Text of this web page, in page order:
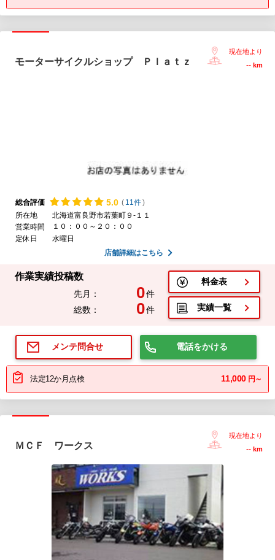
モーターサイクルショップ Ｐｌａｔｚ
現在地より
-- km
総合評価 5.0 ( 11件)
所在地
北海道富良野市若葉町９-１１
営業時間
１０：００～２０：００
定休日
水曜日
店舗詳細はこちら
作業実績投稿数
先月： 0件
総数：
0件
料金表
実績一覧
メンテ問合せ 電話をかける
法定12か月点検 11,000 円～
ＭＣＦ ワークス
現在地より
-- km